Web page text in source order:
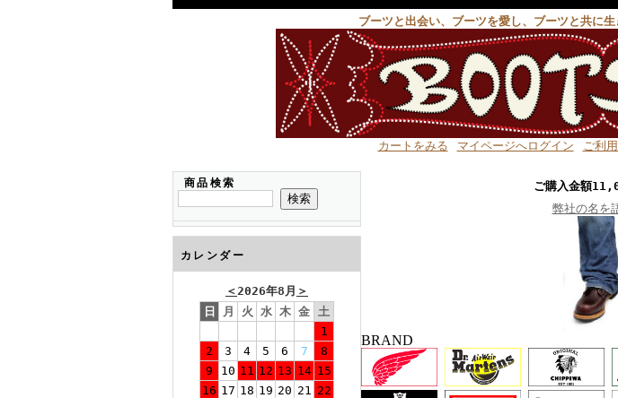
ブーツと出会い、ブーツを愛し、ブーツと共に
カートをみる マイページへログイン ご利
商品検索
カレンダー
＜2026年8月 ＞
日
月 火 水 木 金 土
1
2
3 4 5 6 7
8
9
10 11 12 13 14 15
16 17 18 19 20 21 22
ご購入金額
弊社の名を
BRAND